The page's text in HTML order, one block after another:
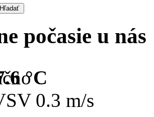
počasie u nás
°C
0.3 m/s